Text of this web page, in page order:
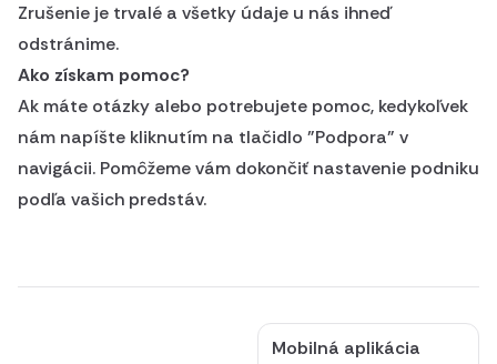
Zrušenie je trvalé a všetky údaje u nás ihneď
odstránime.
Ako získam pomoc?
Ak máte otázky alebo potrebujete pomoc, kedykoľvek
nám napíšte kliknutím na tlačidlo "Podpora" v
navigácii. Pomôžeme vám dokončiť nastavenie podniku
podľa vašich predstáv.
Mobilná aplikácia